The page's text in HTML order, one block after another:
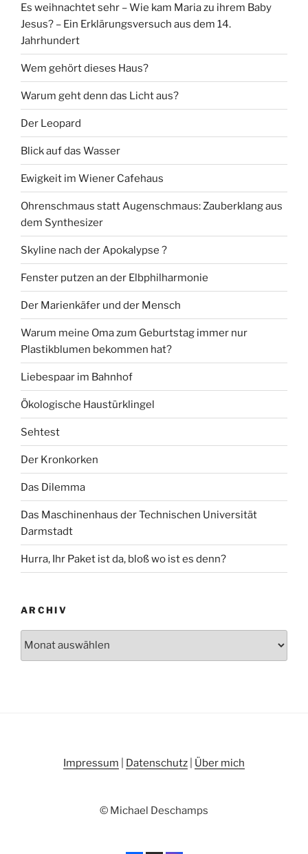
Es weihnachtet sehr – Wie kam Maria zu ihrem Baby
Jesus? – Ein Erklärungsversuch aus dem 14.
Jahrhundert
Wem gehört dieses Haus?
Warum geht denn das Licht aus?
Der Leopard
Blick auf das Wasser
Ewigkeit im Wiener Cafehaus
Ohrenschmaus statt Augenschmaus: Zauberklang aus
dem Synthesizer
Skyline nach der Apokalypse ?
Fenster putzen an der Elbphilharmonie
Der Marienkäfer und der Mensch
Warum meine Oma zum Geburtstag immer nur
Plastikblumen bekommen hat?
Liebespaar im Bahnhof
Ökologische Haustürklingel
Sehtest
Der Kronkorken
Das Dilemma
Das Maschinenhaus der Technischen Universität
Darmstadt
Hurra, Ihr Paket ist da, bloß wo ist es denn?
ARCHIV
Impressum Datenschutz Über mich
© Michael Deschamps